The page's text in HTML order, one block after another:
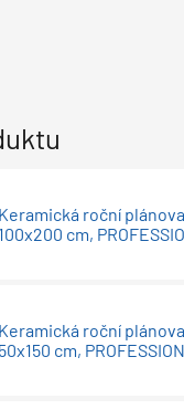
Keramická roční
100x200 cm,
Keramická roční
50x150 cm,